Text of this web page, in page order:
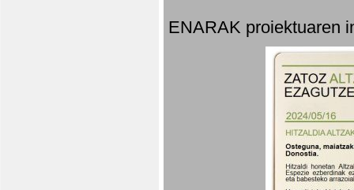
ENARAK proiektuaren